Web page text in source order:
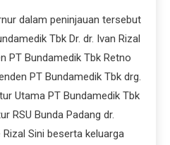
dalam peninjauan tersebut
Tbk Dr. dr. Ivan Rizal
PT Bundamedik Tbk Retno
PT Bundamedik Tbk drg.
Utama PT Bundamedik Tbk
RSU Bunda Padang dr.
Sini beserta keluarga